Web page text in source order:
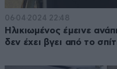
06·04·2024 22:48
Ηλικιωμένος έμεινε
δεν έχει βγει από το